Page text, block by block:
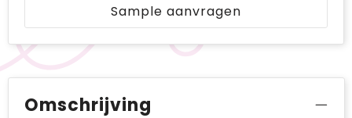
Sample aanvragen
Omschrijving